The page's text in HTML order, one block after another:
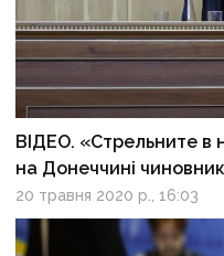
ВІДЕО. «Стрельните в
на Донеччині
20 травня 2020 р., 16:03